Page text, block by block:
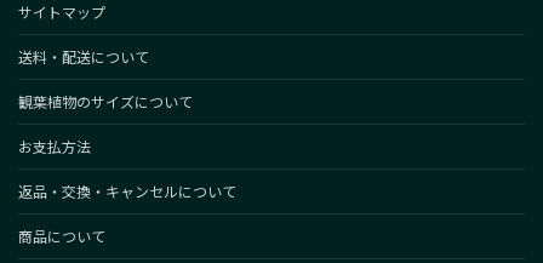
サイトマップ
送料・配送について
観葉植物のサイズについて
お支払方法
返品・交換・キャンセルについて
商品について